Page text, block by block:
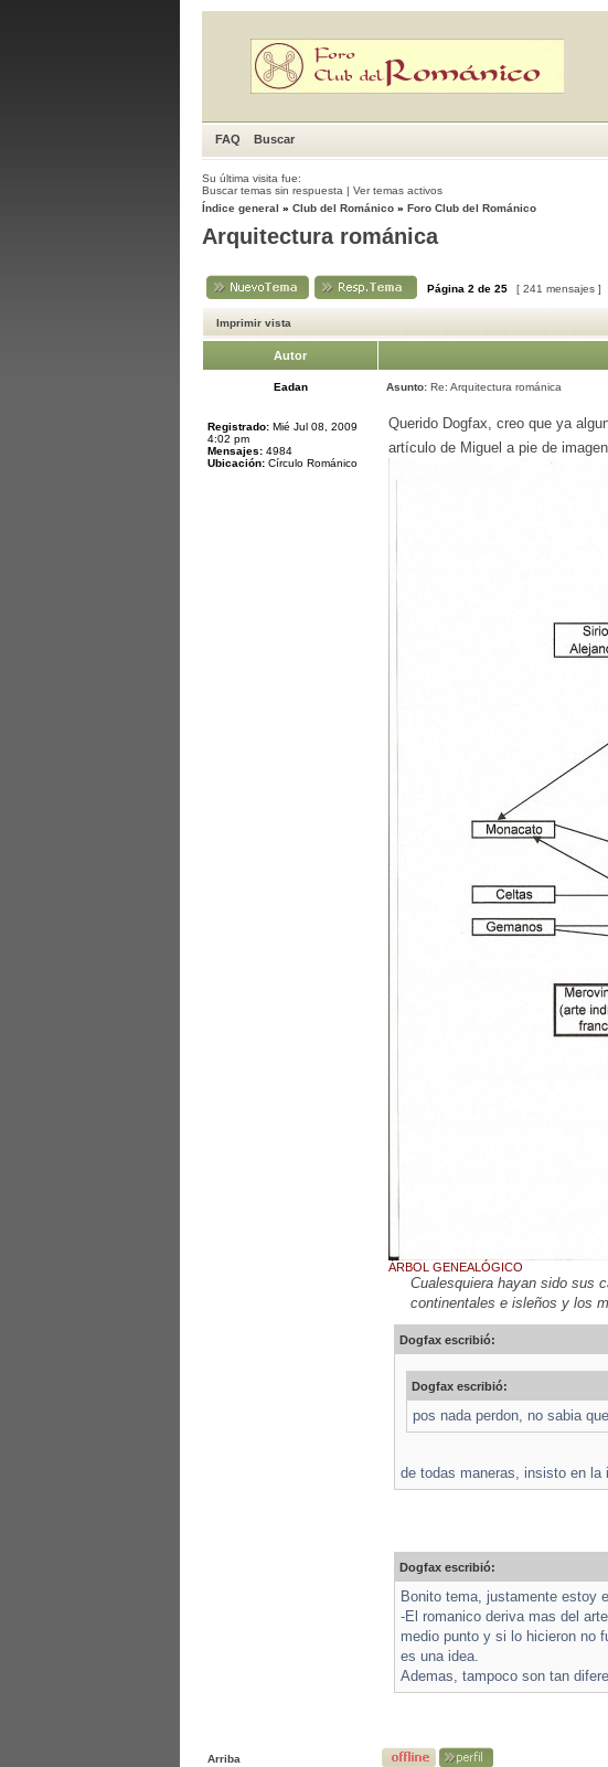
FAQ Buscar
Su última visita fue:
Buscar temas sin respuesta | Ver temas activos
Índice general » Club del Románico » Foro Club del Románico
Arquitectura románica
Página 2 de 25 [ 241 mensajes ]
Imprimir vista
Autor
Eadan Asunto: Re: Arquitectura románica
Registrado: Mié Jul 08, 2009
4:02 pm
Mensajes: 4984
Ubicación: Círculo Románico
Querido Dogfax, creo que ya
artículo de Miguel a pie de
ÁRBOL GENEALÓGICO
Cualesquiera hayan sido sus
continentales e isleños y los
Dogfax escribió:
Dogfax escribió:
pos nada perdon, no sabia
de todas maneras, insisto en la
Dogfax escribió:
Bonito tema, justamente estoy
-El romanico deriva mas del
medio punto y si lo hicieron no
es una idea.
Ademas, tampoco son tan
Arriba